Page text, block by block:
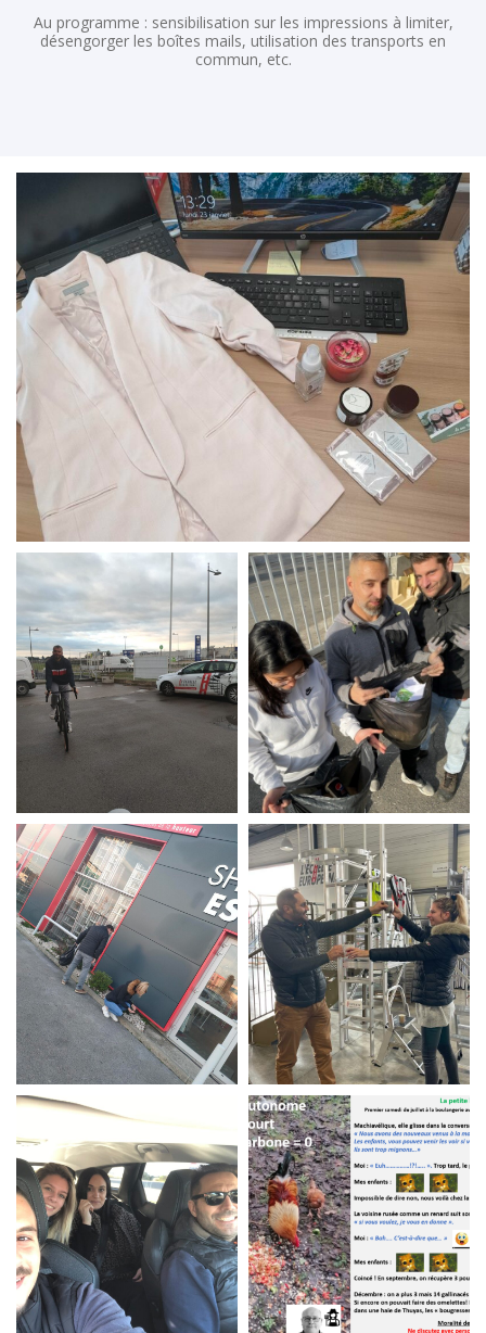
Au programme : sensibilisation sur les impressions à limiter,
désengorger les boîtes mails, utilisation des transports en
commun, etc.